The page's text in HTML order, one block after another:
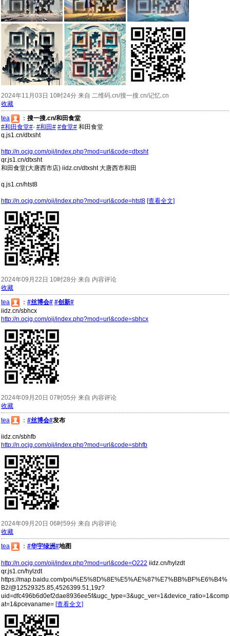
2024年11月03日 10时24分 来自 二维码.cn/搜一搜.cn/记忆.cn
收藏
tea
： 搜一搜.cn/和田食堂
#和田食堂#· #和田# #食堂# 和田食堂
q.js1.cn/dtxsht
http://n.ocjg.com/oji/index.php?mod=url&code=dtxsht
qr.js1.cn/dtxsht
和田食堂(大唐西市店) iidz.cn/dtxsht 大唐西市和田
q.js1.cn/htst8
http://n.ocjg.com/oji/index.php?mod=url&code=htst8 [查看全文]
2024年09月22日 10时28分 来自 内容评论
收藏
tea
： #丝博会# #创新#
iidz.cn/sbhcx
http://n.ocjg.com/oji/index.php?mod=url&code=sbhcx
2024年09月20日 07时05分 来自 内容评论
收藏
tea
： #丝博会#发布
iidz.cn/sbhfb
http://n.ocjg.com/oji/index.php?mod=url&code=sbhfb
2024年09月20日 06时59分 来自 内容评论
收藏
tea
： #华宇绿洲#地图
http://n.ocjg.com/oji/index.php?mod=url&code=O222 iidz.cn/hylzdt
qr.js1.cn/hylzdt
https://map.baidu.com/poi/%E5%8D%8E%E5%AE%87%E7%BB%BF%E6%B4%
B2/@12529325.85,4526399.51,19z?
uid=dfc496b6d0ef2dae8936ee5f&ugc_type=3&ugc_ver=1&device_ratio=1&comp
at=1&pcevaname= [查看全文]